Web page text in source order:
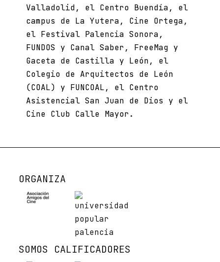
Valladolid, el Centro Buendía, el
campus de La Yutera, Cine Ortega,
el Festival Palencia Sonora,
FUNDOS y Canal Saber, FreeMag y
Gaceta de Castilla y León, el
Colegio de Arquitectos de León
(COAL) y FUNCOAL, el Centro
Asistencial San Juan de Dios y el
Cine Club Calle Mayor.
ORGANIZA
SOMOS CALIFICADORES